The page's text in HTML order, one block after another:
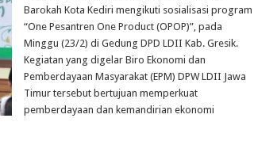
Barokah Kota Kediri mengikuti sosialisasi program
“One Pesantren One Product (OPOP)”, pada
Minggu (23/2) di Gedung DPD LDII Kab. Gresik.
Kegiatan yang digelar Biro Ekonomi dan
Pemberdayaan Masyarakat (EPM) DPW LDII Jawa
Timur tersebut bertujuan memperkuat
pemberdayaan dan kemandirian ekonomi